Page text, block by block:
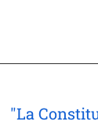
"La